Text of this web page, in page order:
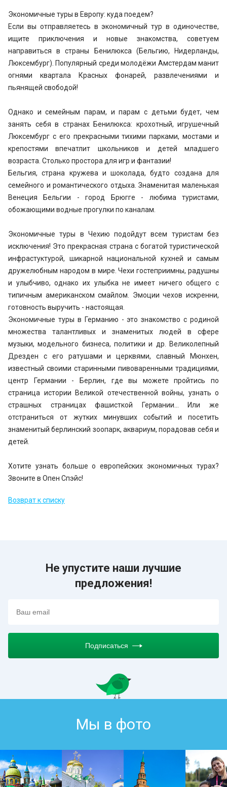
Экономичные туры в Европу: куда поедем?
Если вы отправляетесь в экономичный тур в одиночестве,
ищите приключения и новые знакомства, советуем
направиться в страны Бенилюкса (Бельгию, Нидерланды,
Люксембург). Популярный среди молодёжи Амстердам манит
огнями квартала Красных фонарей, развлечениями и
пьянящей свободой!
Однако и семейным парам, и парам с детьми будет, чем
занять себя в странах Бенилюкса: крохотный, игрушечный
Люксембург с его прекрасными тихими парками, мостами и
крепостями впечатлит школьников и детей младшего
возраста. Столько простора для игр и фантазии!
Бельгия, страна кружева и шоколада, будто создана для
семейного и романтического отдыха. Знаменитая маленькая
Венеция Бельгии - город Брюгге - любима туристами,
обожающими водные прогулки по каналам.
Экономичные туры в Чехию подойдут всем туристам без
исключения! Это прекрасная страна с богатой туристической
инфрастуктурой, шикарной национальной кухней и самым
дружелюбным народом в мире. Чехи гостеприимны, радушны
и улыбчиво, однако их улыбка не имеет ничего общего с
типичным американском смайлом. Эмоции чехов искренни,
готовность выручить - настоящая.
Экономичные туры в Германию - это знакомство с родиной
множества талантливых и знаменитых людей в сфере
музыки, модельного бизнеса, политики и др. Великолепный
Дрезден с его ратушами и церквями, славный Мюнхен,
известный своими старинными пивоваренными традициями,
центр Германии - Берлин, где вы можете пройтись по
страница истории Великой отечественной войны, узнать о
страшных страницах фашисткой Германии… Или же
отстраниться от жутких минувших событий и посетить
знаменитый берлинский зоопарк, аквариум, порадовав себя и
детей.
Хотите узнать больше о европейских экономичных турах?
Звоните в Опен Спэйс!
Возврат к списку
Не упустите наши лучшие
предложения!
Подписаться
Мы в фото